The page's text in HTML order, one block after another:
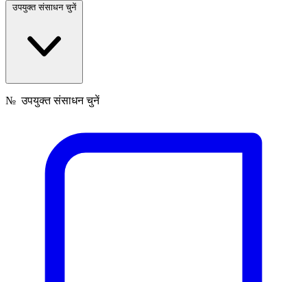
उपयुक्त संसाधन चुनें
№ उपयुक्त संसाधन चुनें